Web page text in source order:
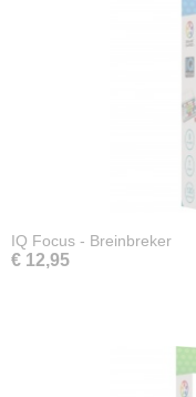
IQ Focus - Breinbreker
€ 12,95